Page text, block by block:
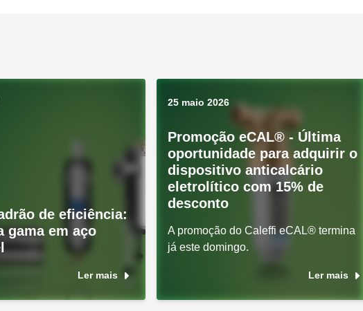
de eficiência:
gama em aço
Ler mais
25 maio 2026
Promoção eCAL® - Última
oportunidade para adquirir o
dispositivo anticalcário
eletrolítico com 15% de
desconto
A promoção do Caleffi eCAL® termina
já este domingo.
Ler mais